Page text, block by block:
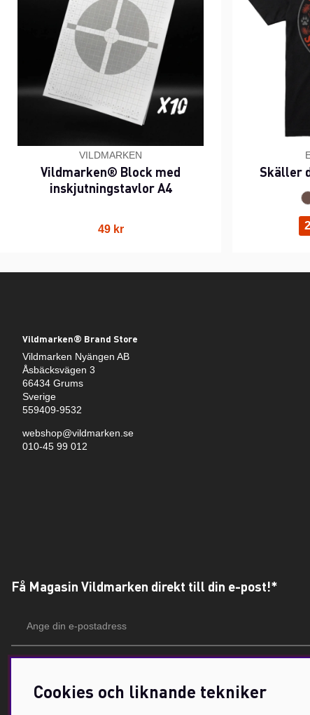
VILDMARKEN
Vildmarken® Block med
inskjutningstavlor A4
49 kr
Skäller
Vildmarken® Brand Store
Vildmarken Nyängen AB
Åsbäcksvägen 3
66434 Grums
Sverige
559409-9532
webshop@vildmarken.se
010-45 99 012
Få Magasin Vildmarken direkt till din e-post!*
postadress
Cookies och liknande tekniker